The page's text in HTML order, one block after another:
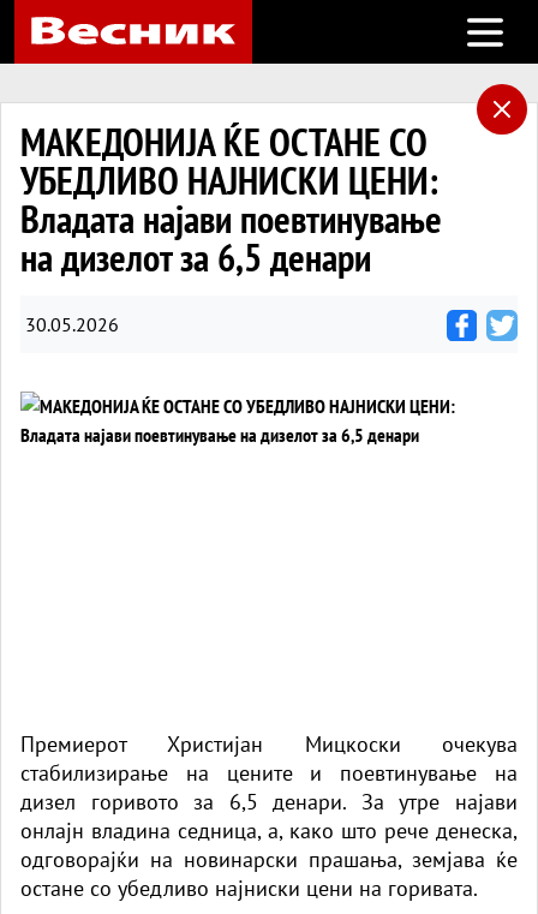
Open
МАКЕДОНИЈА ЌЕ ОСТАНЕ СО
УБЕДЛИВО НАЈНИСКИ ЦЕНИ:
Владата најави поевтинување
на дизелот за 6,5 денари
30.05.2026
Премиерот Христијан Мицкоски очекува
стабилизирање на цените и поевтинување на
дизел горивото за 6,5 денари. За утре најави
онлајн владина седница, а, како што рече денеска,
одговорајќи на новинарски прашања, земјава ќе
остане со убедливо најниски цени на горивата.